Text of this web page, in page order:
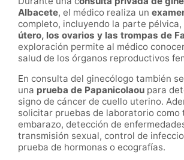
Albacete, el médico realiza un
completo, incluyendo la parte pélvica,
útero, los ovarios y las trompas de
exploración permite al médico
salud de los órganos reproductivos
En consulta del ginecólogo también
una prueba de Papanicolaou para
signo de cáncer de cuello uterino.
solicitar pruebas de laboratorio como
embarazo, detección de
transmisión sexual, control de
prueba de hormonas o ecografías.